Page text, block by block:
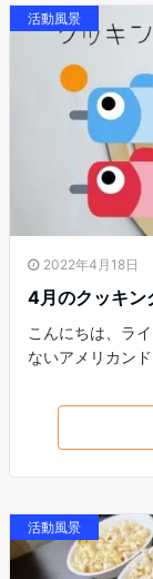
活動風景
2022年4月18日
4月のクッキン
こんにちは、ラ
ないアメリカンド
活動風景